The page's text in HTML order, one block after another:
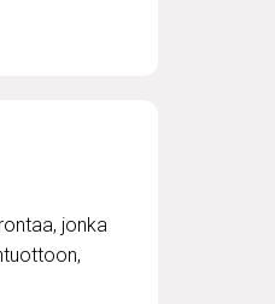
Massage- terapia
jonka